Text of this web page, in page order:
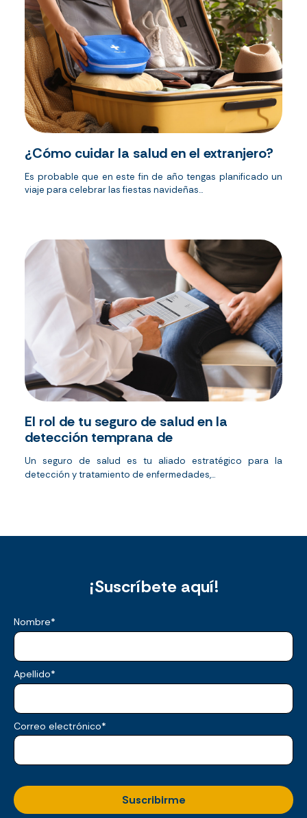
¿Cómo cuidar la salud en el extranjero?
Es probable que en este fin de año tengas planificado un
viaje para celebrar las fiestas navideñas...
El rol de tu seguro de salud en la
detección temprana de
Un seguro de salud es tu aliado estratégico para la
detección y tratamiento de enfermedades,...
¡Suscríbete aquí!
Nombre*
Apellido*
Correo electrónico*